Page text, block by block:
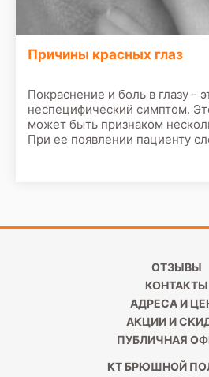
Причины красных глаз
Покраснение и боль в глазу -
неспецифический симптом.
может быть признаком
При ее появлении пациенту
осмотра врач назначит
ОТЗЫВЫ
КОНТАКТЫ
АДРЕСА И
АКЦИИ И
ПУБЛИЧНАЯ
КТ БРЮШНОЙ